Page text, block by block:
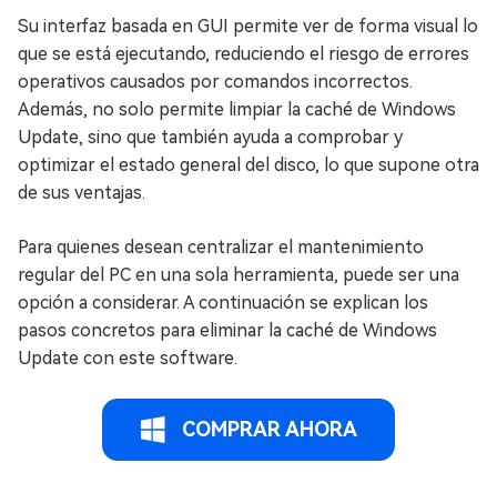
Su interfaz basada en GUI permite ver de forma visual lo
que se está ejecutando, reduciendo el riesgo de errores
operativos causados por comandos incorrectos.
Además, no solo permite limpiar la caché de Windows
Update, sino que también ayuda a comprobar y
optimizar el estado general del disco, lo que supone otra
de sus ventajas.
Para quienes desean centralizar el mantenimiento
regular del PC en una sola herramienta, puede ser una
opción a considerar. A continuación se explican los
pasos concretos para eliminar la caché de Windows
Update con este software.
COMPRAR AHORA